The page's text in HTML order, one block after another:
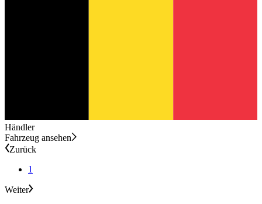
Händler
Fahrzeug ansehen
Zurück
1
Weiter